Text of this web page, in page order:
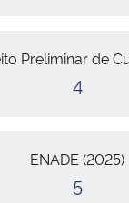
Preliminar de
4
ENADE (2025)
5